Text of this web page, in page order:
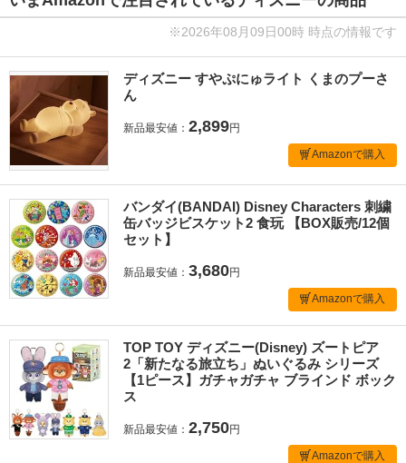
※2026年08月09日00時 時点の情報です
ディズニー すやぷにゅライト くまのプーさ
ん
新品最安値： 2,899円
Amazonで購入
バンダイ(BANDAI) Disney Characters 刺繍
缶バッジビスケット2 食玩 【BOX販売/12個
セット】
新品最安値： 3,680円
Amazonで購入
TOP TOY ディズニー(Disney) ズートピア
2「新たなる旅立ち」ぬいぐるみ シリーズ
【1ピース】ガチャガチャ ブラインド ボック
ス
新品最安値： 2,750円
Amazonで購入